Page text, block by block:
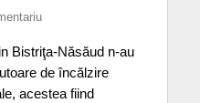
Bistriţa-Năsăud n-au
de încălzire
acestea fiind